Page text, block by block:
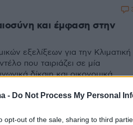
- Do Not Process My Personal
opt-out of the sale, sharing to third
και έμφαση στην
εξελίξεων για την Κλιματική
που ταιριάζει σε μία
δίκαιη και οικονομικά